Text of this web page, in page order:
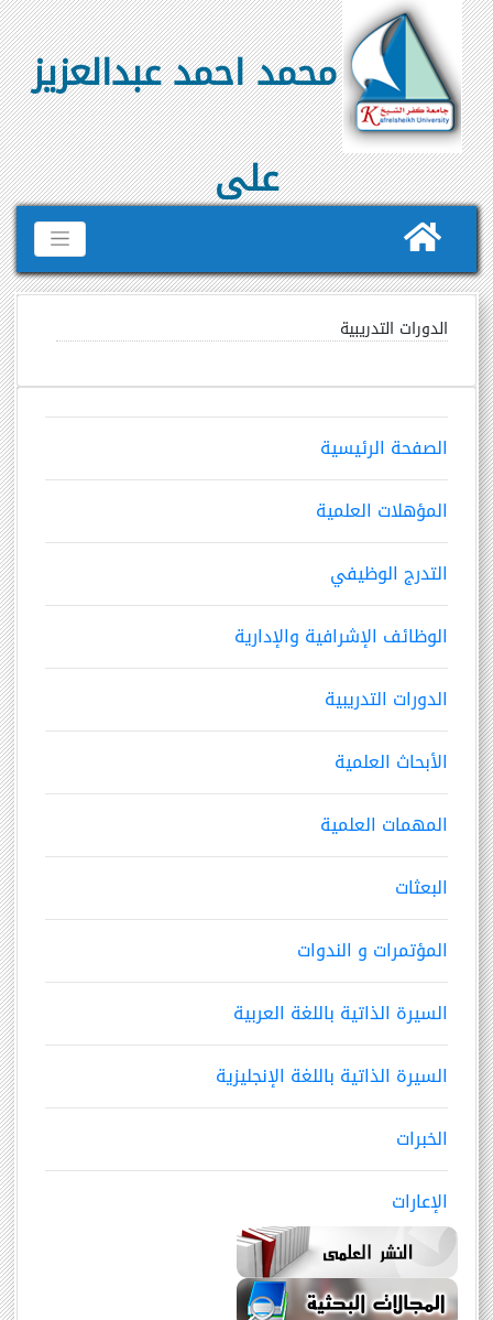
محمد احمد عبدالعزيز
على
الصفحة الرئيسية
المؤهلات العلمية
التدرج الوظيفي
الوظائف الإشرافية والإدارية
الدورات التدريبية
الأبحاث العلمية
المهمات العلمية
البعثات
المؤتمرات و الندوات
السيرة الذاتية باللغة العربية
السيرة الذاتية باللغة الإنجليزية
الخبرات
الإعارات
الدورات التدريبية